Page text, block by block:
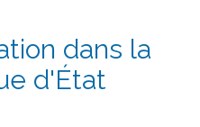
dans la
d'État